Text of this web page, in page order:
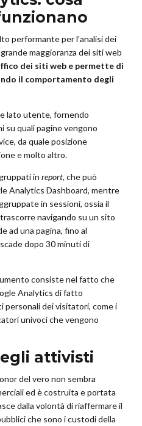
performante per l’analisi dei
maggioranza dei siti web
dei siti web e permette di
il comportamento degli
lato utente, fornendo
su quali pagine vengono
da quale posizione
e molto altro.
in report, che può
Analytics Dashboard, mentre
in sessioni, ossia il
navigando su un sito
ad una pagina, fino al
dopo 30 minuti di
consiste nel fatto che
Analytics di fatto
dei visitatori, come i
univoci che vengono
attivisti
del vero non sembra
ed è costruita e portata
dalla volontà di riaffermare il
che sono i custodi della